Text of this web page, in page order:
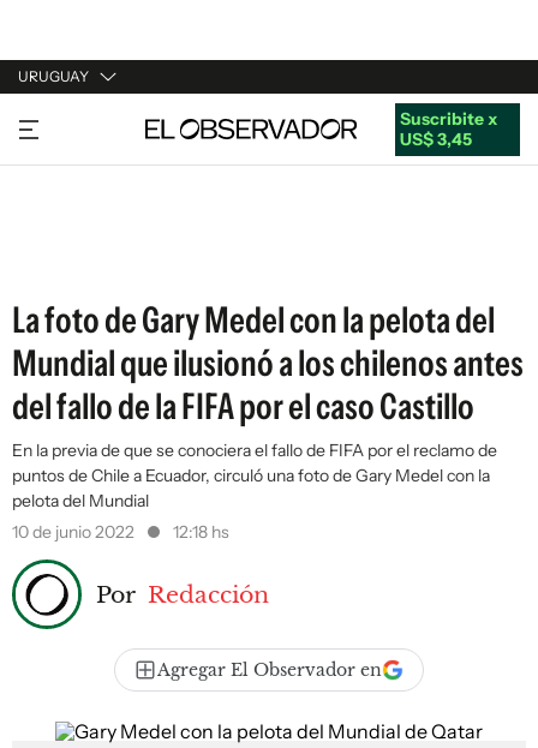
URUGUAY
URUGUAY
ARGENTINA
Suscribite x
US$ 3,45
La foto de Gary Medel con la pelota del
Mundial que ilusionó a los chilenos antes
del fallo de la FIFA por el caso Castillo
En la previa de que se conociera el fallo de FIFA por el reclamo de
puntos de Chile a Ecuador, circuló una foto de Gary Medel con la
pelota del Mundial
10 de junio 2022
12:18 hs
Por Redacción
Agregar El Observador en